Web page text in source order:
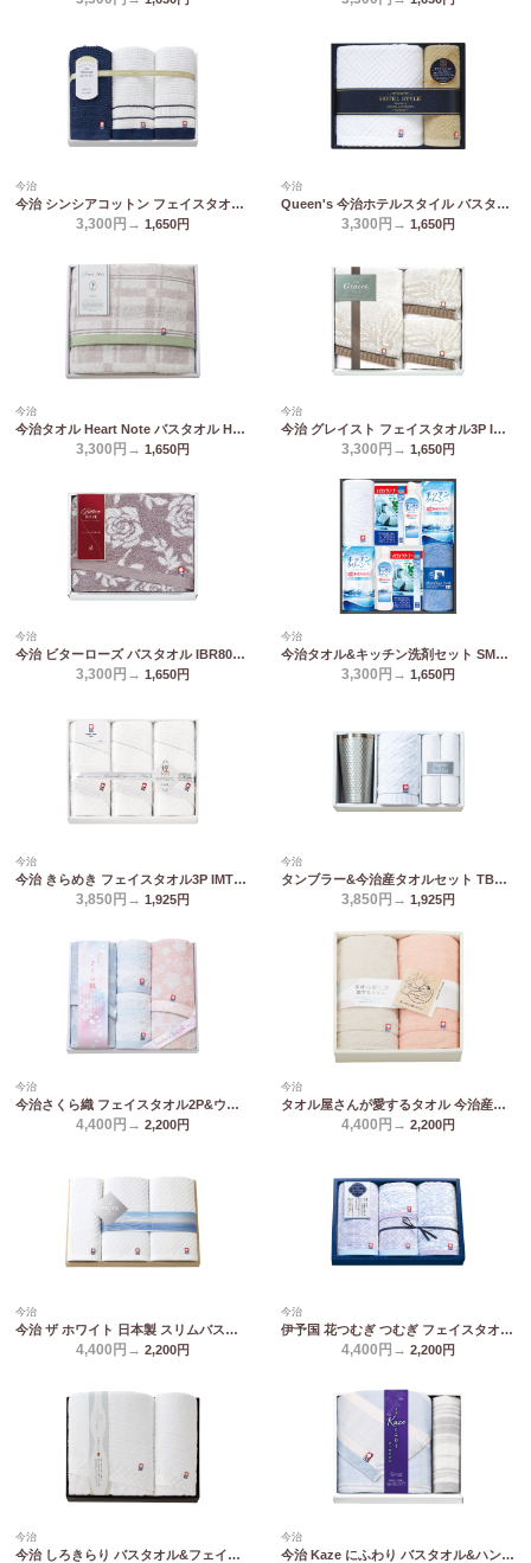
今治
今治 シンシアコットン フェイスタオル3P S-10300
3,300円→ 1,650円
今治
Queen's 今治ホテルスタイル バスタオル&ハンドタオル TQS3007714
3,300円→ 1,650円
今治
今治タオル Heart Note バスタオル HN-0031
3,300円→ 1,650円
今治
今治 グレイスト フェイスタオル3P IGY26300
3,300円→ 1,650円
今治
今治 ビターローズ バスタオル IBR80300
3,300円→ 1,650円
今治
今治タオル&キッチン洗剤セット SMA30
3,300円→ 1,650円
今治
今治 きらめき フェイスタオル3P IMT8350
3,850円→ 1,925円
今治
タンブラー&今治産タオルセット TBR-038
3,850円→ 1,925円
今治
今治さくら織 フェイスタオル2P&ウォッシュタオル2P MS-401
4,400円→ 2,200円
今治
タオル屋さんが愛するタオル 今治産フェイスタオル2P TA2140
4,400円→ 2,200円
今治
今治 ザ ホワイト 日本製 スリムバスタオル2P&フェイスタオル(木箱入) 65540
4,400円→ 2,200円
今治
伊予国 花つむぎ つむぎ フェイスタオル2P&ウォッシュタオル2P IH4031
4,400円→ 2,200円
今治
今治 しろきらり バスタオル&フェイスタオル S-51400
今治
今治 Kaze にふわり バスタオル&ハンドタオル KCN20400